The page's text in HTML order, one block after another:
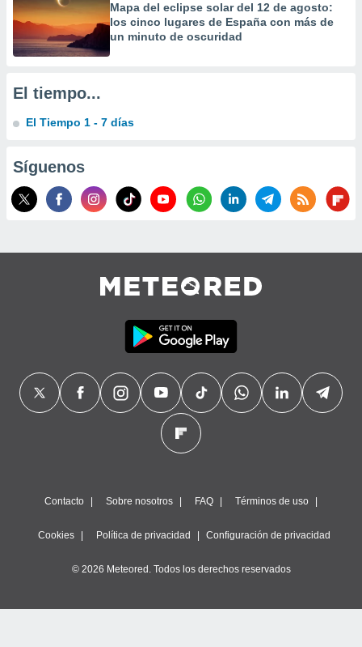
publicidad
de
Mapa del eclipse solar del 12 de agosto:
los cinco lugares de España con más de
un minuto de oscuridad
El tiempo...
El Tiempo 1 - 7 días
Síguenos
Contacto Sobre nosotros FAQ Términos de uso
Cookies Política de privacidad Configuración de privacidad
© 2026 Meteored. Todos los derechos reservados